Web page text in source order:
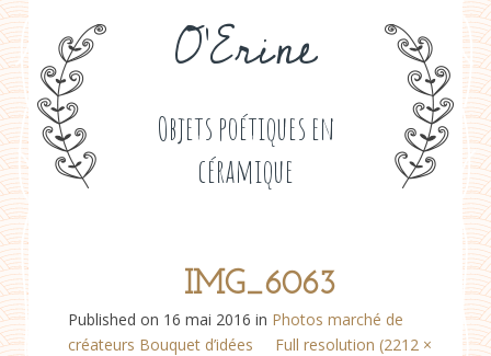
O'Erine
Objets poétiques en
céramique
IMG_6063
Published on 16 mai 2016 in Photos marché de
créateurs Bouquet d’idées
Full resolution (2212 ×